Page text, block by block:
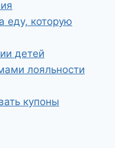
еду, которую
детей
лояльности
купоны